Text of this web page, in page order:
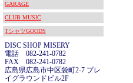
GARAGE
CLUB MUSIC
TシャツGOODS
DISC SHOP MISERY
電話 082-241-0782
FAX 082-241-0782
広島県広島市中区袋町2-7 プレ
イグラウンドビル2F